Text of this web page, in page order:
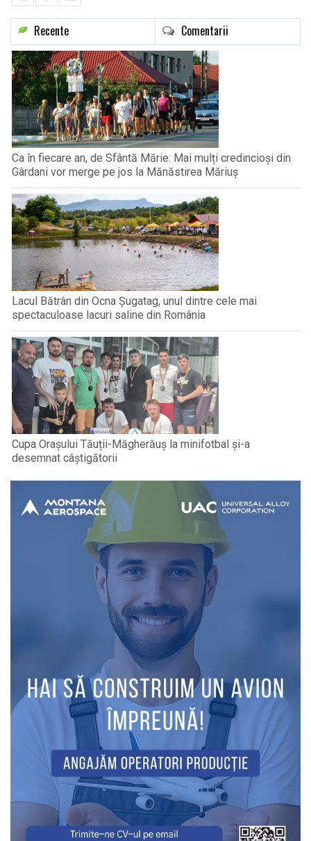
Recente Comentarii
Ca în fiecare an, de Sfântă Mărie: Mai mulți credincioși din
Gârdani vor merge pe jos la Mănăstirea Măriuș
Lacul Bătrân din Ocna Șugatag, unul dintre cele mai
spectaculoase lacuri saline din România
Cupa Orașului Tăuții-Măgherăuș la minifotbal și-a
desemnat câștigătorii